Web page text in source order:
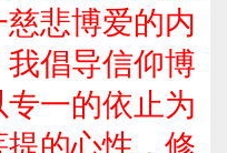
悲博爱的内
倡导信仰博
一的依止为
的心性，修